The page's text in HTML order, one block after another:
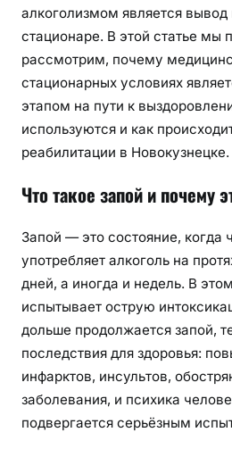
алкоголизмом является вывод
стационаре. В этой статье мы
рассмотрим, почему
стационарных условиях
этапом на пути к
используются и как
реабилитации в Новокузнецке.
Что такое запой и почему
Запой — это состояние, когда
употребляет алкоголь на
дней, а иногда и недель. В
испытывает острую
дольше продолжается запой,
последствия для здоровья:
инфарктов, инсультов,
заболевания, и психика
подвергается серьёзным